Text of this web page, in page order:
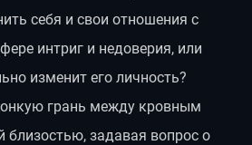
себя и свои отношения с
интриг и недоверия, или
изменит его личность?
грань между кровным
близостью, задавая вопрос о